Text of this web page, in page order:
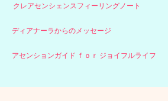
クレアセンシェンスフィーリングノート
ディアナーラからのメッセージ
アセンションガイド ｆｏｒ ジョイフルライフ